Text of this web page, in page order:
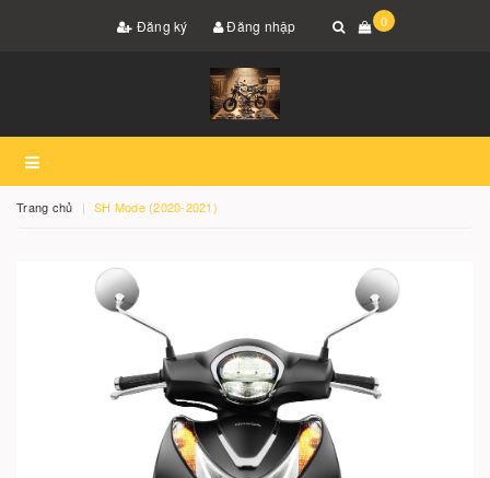
Đăng ký Đăng nhập 0
Trang chủ SH Mode (2020-2021)